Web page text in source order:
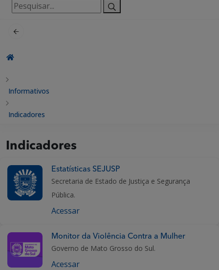
Pesquisar
por:
Informativos
Indicadores
Indicadores
Estatísticas SEJUSP
Secretaria de Estado de Justiça e Segurança
Pública.
Acessar
Monitor da Violência Contra a Mulher
Governo de Mato Grosso do Sul.
Acessar